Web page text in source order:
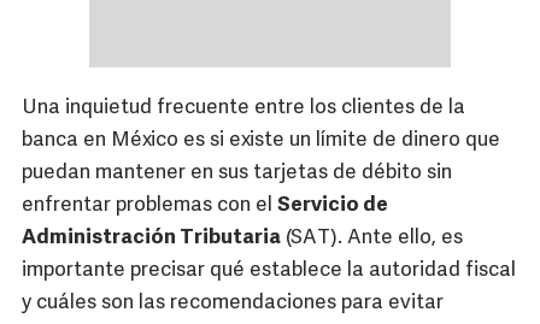
Una inquietud frecuente entre los clientes de la
banca en México es si existe un límite de dinero que
puedan mantener en sus tarjetas de débito sin
enfrentar problemas con el Servicio de
Administración Tributaria (SAT). Ante ello, es
importante precisar qué establece la autoridad fiscal
y cuáles son las recomendaciones para evitar